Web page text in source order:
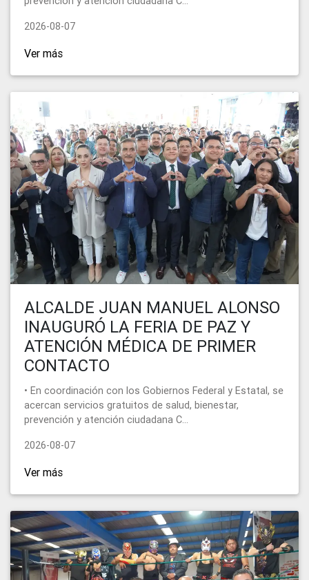
2026-08-07
Ver más
ALCALDE JUAN MANUEL ALONSO
INAUGURÓ LA FERIA DE PAZ Y
ATENCIÓN MÉDICA DE PRIMER
CONTACTO
• En coordinación con los Gobiernos Federal y Estatal, se
acercan servicios gratuitos de salud, bienestar,
prevención y atención ciudadana C...
2026-08-07
Ver más